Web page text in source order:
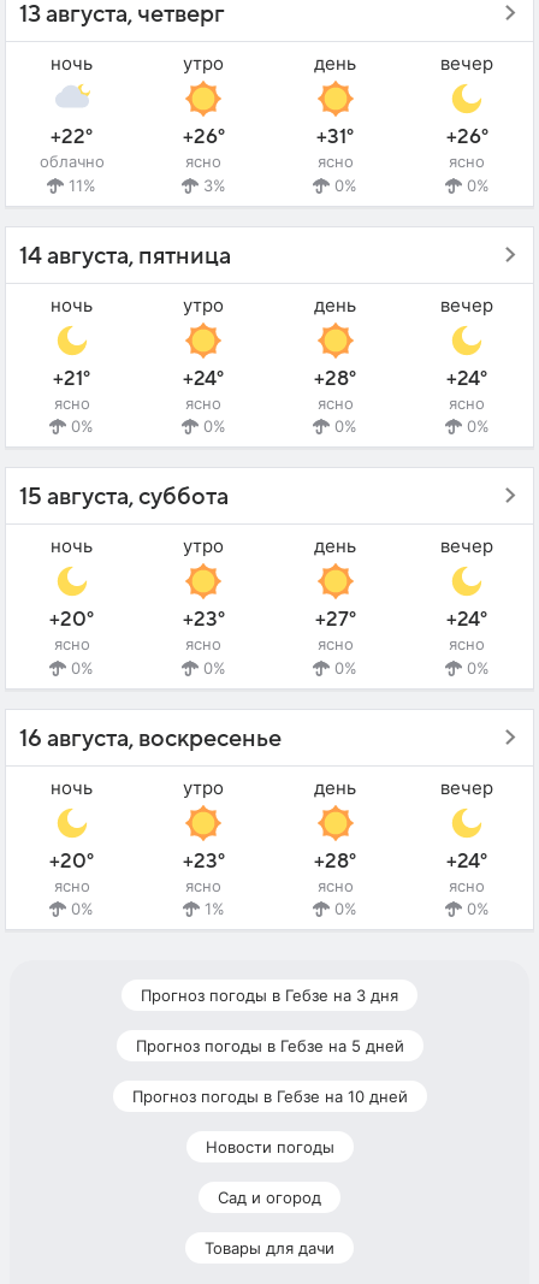
13 августа, четверг
ночь
+22°
облачно
11%
утро
+26°
ясно
3%
день
+31°
ясно
0%
вечер
+26°
ясно
0%
14 августа, пятница
ночь
+21°
ясно
0%
утро
+24°
ясно
0%
день
+28°
ясно
0%
вечер
+24°
ясно
0%
15 августа, суббота
ночь
+20°
ясно
0%
утро
+23°
ясно
0%
день
+27°
ясно
0%
вечер
+24°
ясно
0%
16 августа, воскресенье
ночь
+20°
ясно
0%
утро
+23°
ясно
1%
день
+28°
ясно
0%
вечер
+24°
ясно
0%
Прогноз погоды в Гебзе на 3 дня
Прогноз погоды в Гебзе на 5 дней
Прогноз погоды в Гебзе на 10 дней
Новости погоды
Сад и огород
Товары для дачи